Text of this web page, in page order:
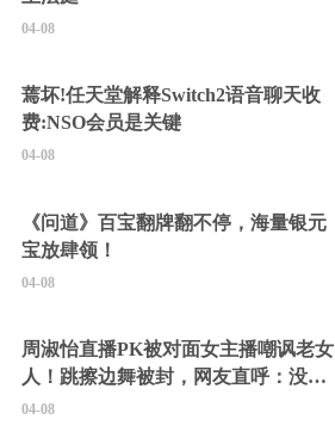
04-08
蔫坏!任天堂解释Switch2语音聊天收
费:NSO会员是关键
04-08
《问道》百宝翻牌翻不停，海量银元
宝放肆领！
04-08
周淑怡直播PK被对面女主播嘲讽老女
人！跳擦边舞被封，网友直呼：没边
硬擦封的好！
04-08